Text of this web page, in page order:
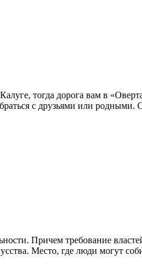
тогда дорога вам в
с друзьями или родными.
Причем требование
Место, где люди могут